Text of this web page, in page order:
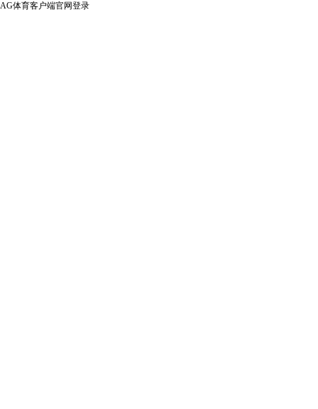
AG体育客户端官网登录